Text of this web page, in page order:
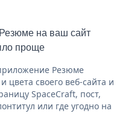
на ваш сайт
проще
Резюме
цвета своего веб-сайта и
SpaceCraft, пост,
или где угодно на